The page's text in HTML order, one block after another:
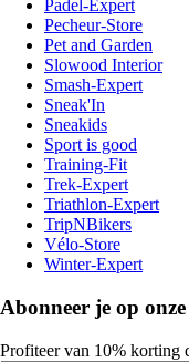
Padel-Expert
Pecheur-Store
Pet and Garden
Slowood Interior
Smash-Expert
Sneak'In
Sneakids
Sport is good
Training-Fit
Trek-Expert
Triathlon-Expert
TripNBikers
Vélo-Store
Winter-Expert
Abonneer je op
Profiteer van 10% korting